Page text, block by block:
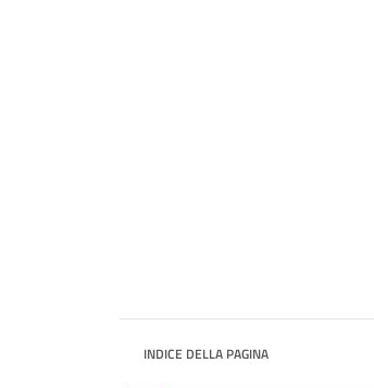
INDICE DELLA PAGINA